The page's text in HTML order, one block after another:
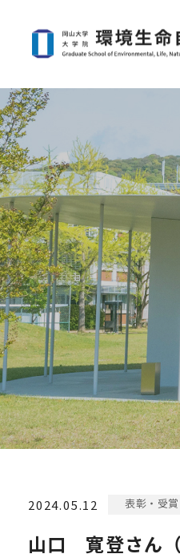
2024.05.12 表彰・受賞
山口 寛登さん（